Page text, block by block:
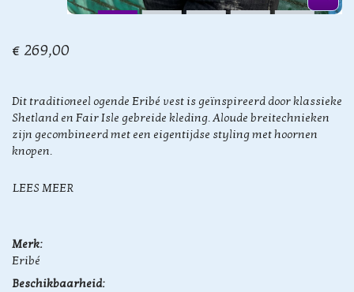
€ 269,00
Dit traditioneel ogende Eribé vest is geïnspireerd door klassieke
Shetland en Fair Isle gebreide kleding. Aloude breitechnieken
zijn gecombineerd met een eigentijdse styling met hoornen
knopen.
LEES MEER
Merk:
Eribé
Beschikbaarheid: